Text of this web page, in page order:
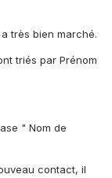
très bien marché.
triés par Prénom
" Nom de
contact, il